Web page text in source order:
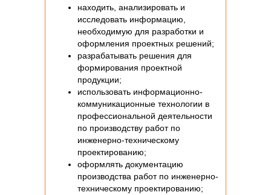
находить, анализировать и
исследовать информацию,
необходимую для разработки и
оформления проектных решений;
разрабатывать решения для
формирования проектной
продукции;
использовать информационно-
коммуникационные технологии в
профессиональной деятельности
по производству работ по
инженерно-техническому
проектированию;
оформлять документацию
производства работ по инженерно-
техническому проектированию;